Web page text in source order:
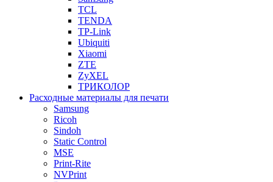
TCL
TENDA
TP-Link
Ubiquiti
Xiaomi
ZTE
ZyXEL
ТРИКОЛОР
Расходные материалы для печати
Samsung
Ricoh
Sindoh
Static Control
MSE
Print-Rite
NVPrint